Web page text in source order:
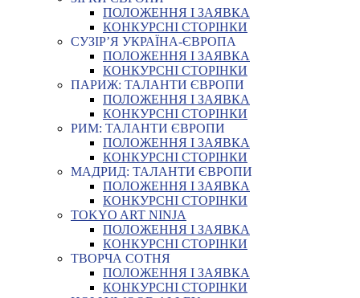
ПОЛОЖЕННЯ І ЗАЯВКА
КОНКУРСНІ СТОРІНКИ
СУЗІР’Я УКРАЇНА-ЄВРОПА
ПОЛОЖЕННЯ І ЗАЯВКА
КОНКУРСНІ СТОРІНКИ
ПАРИЖ: ТАЛАНТИ ЄВРОПИ
ПОЛОЖЕННЯ І ЗАЯВКА
КОНКУРСНІ СТОРІНКИ
РИМ: ТАЛАНТИ ЄВРОПИ
ПОЛОЖЕННЯ І ЗАЯВКА
КОНКУРСНІ СТОРІНКИ
МАДРИД: ТАЛАНТИ ЄВРОПИ
ПОЛОЖЕННЯ І ЗАЯВКА
КОНКУРСНІ СТОРІНКИ
TOKYO ART NINJA
ПОЛОЖЕННЯ І ЗАЯВКА
КОНКУРСНІ СТОРІНКИ
ТВОРЧА СОТНЯ
ПОЛОЖЕННЯ І ЗАЯВКА
КОНКУРСНІ СТОРІНКИ